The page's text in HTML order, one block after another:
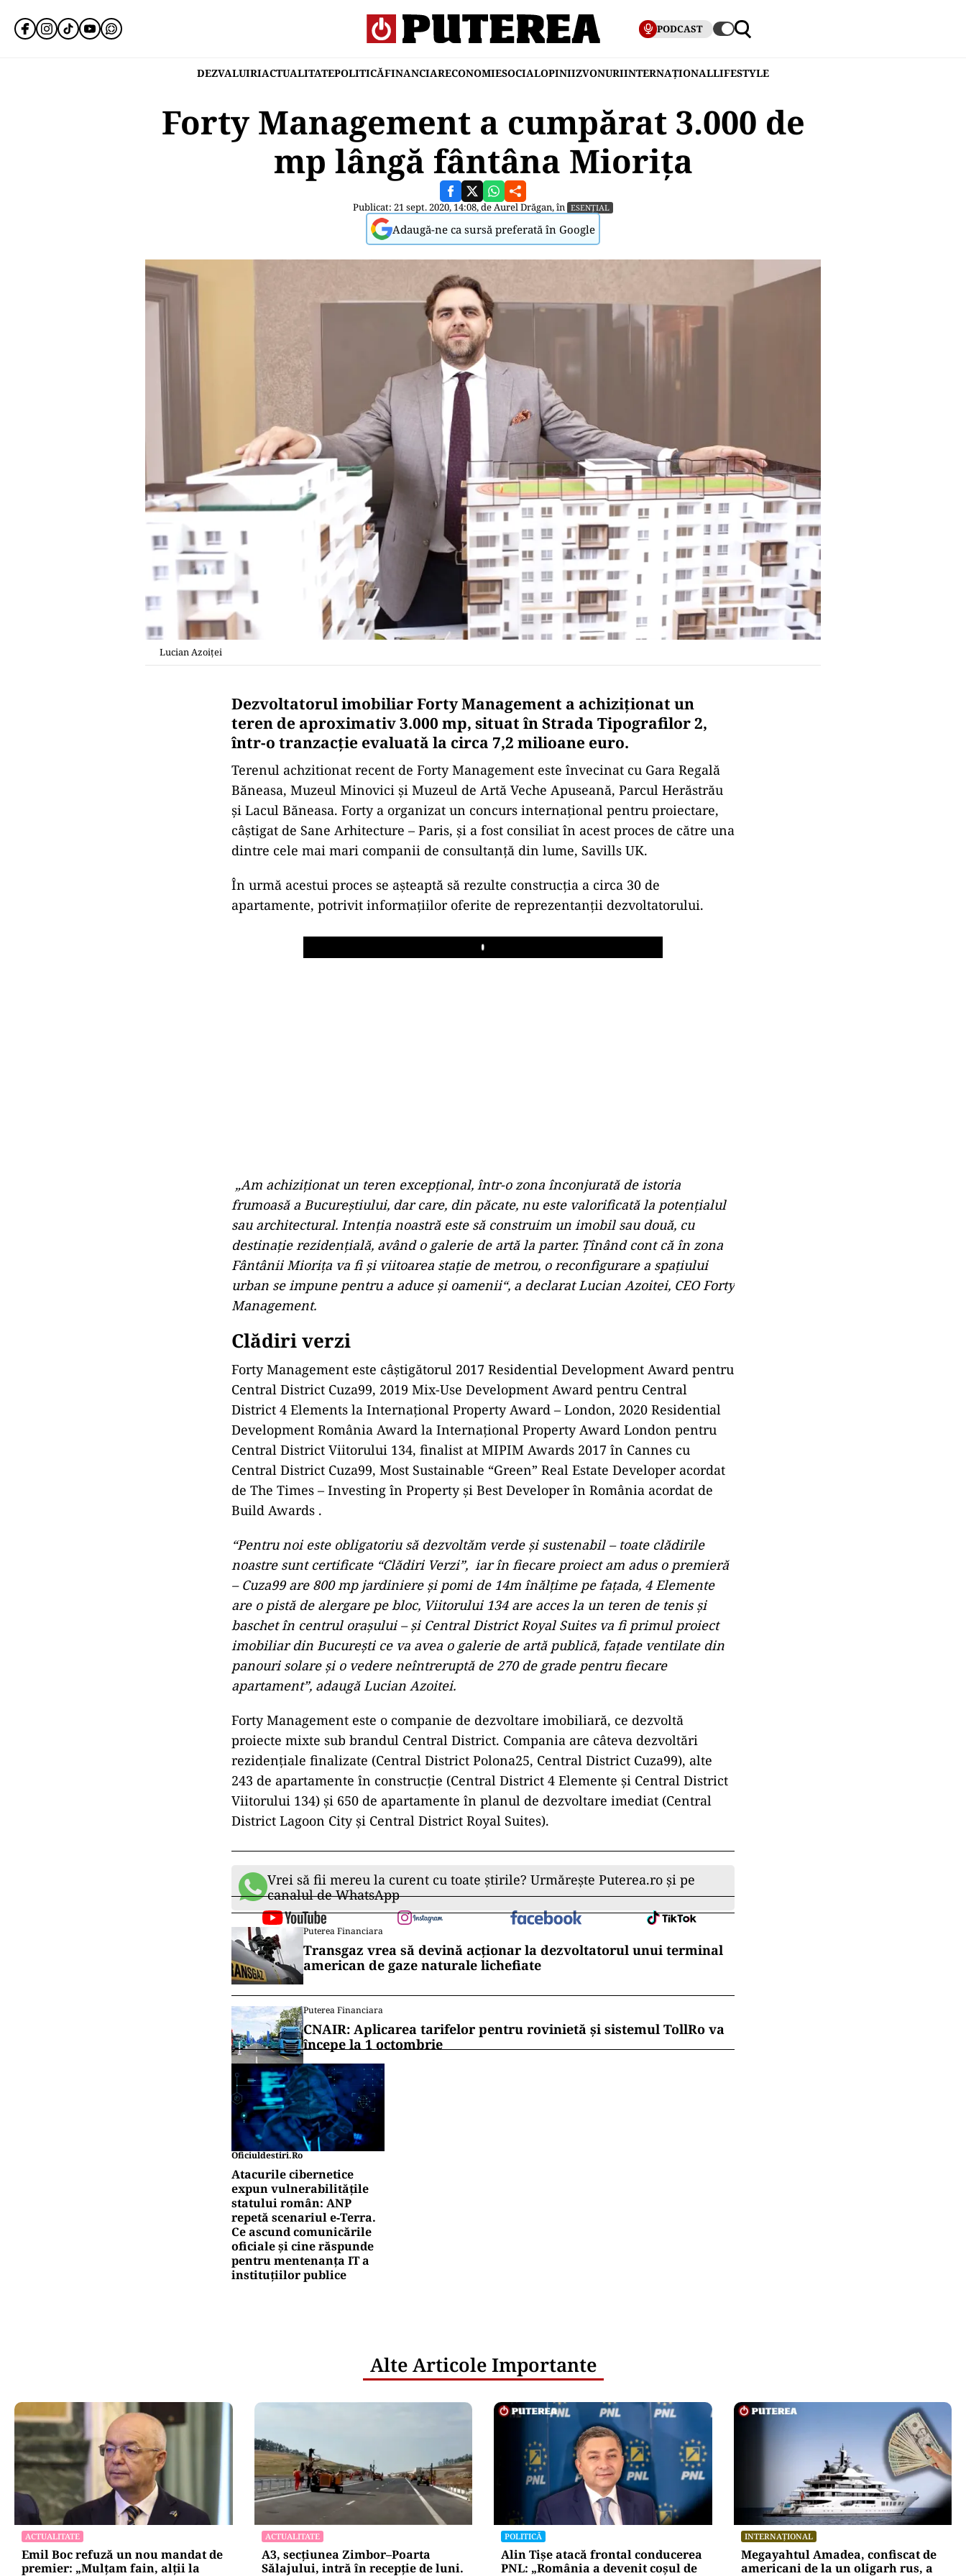
PODCAST
DEZVALUIRIACTUALITATEPOLITICĂFINANCIARECONOMIESOCIALOPINIIZVONURIINTERNAȚIONALLIFESTYLE
Forty Management a cumpărat 3.000 de
mp lângă fântâna Miorița
Publicat: 21 sept. 2020, 14:08, deAurel Drăgan, în ESENȚIAL
Adaugă-ne ca sursă preferată în Google
Lucian Azoiței
Dezvoltatorul imobiliar Forty Management a achiziționat un
teren de aproximativ 3.000 mp, situat în Strada Tipografilor 2,
într-o tranzacție evaluată la circa 7,2 milioane euro.
Terenul achzitionat recent de Forty Management este învecinat cu Gara Regală
Băneasa, Muzeul Minovici și Muzeul de Artă Veche Apuseană, Parcul Herăstrău
și Lacul Băneasa. Forty a organizat un concurs internațional pentru proiectare,
câștigat de Sane Arhitecture – Paris, și a fost consiliat în acest proces de către una
dintre cele mai mari companii de consultanță din lume, Savills UK.
În urmă acestui proces se așteaptă să rezulte construcţia a circa 30 de
apartamente, potrivit informațiilor oferite de reprezentanții dezvoltatorului.
Play
„Am achiziționat un teren excepțional, într-o zona înconjurată de istoria
frumoasă a Bucureștiului, dar care, din păcate, nu este valorificată la potențialul
sau architectural. Intenția noastră este să construim un imobil sau două, cu
destinație rezidențială, având o galerie de artă la parter. Țînând cont că în zona
Fântânii Miorița va fi și viitoarea stație de metrou, o reconfigurare a spațiului
urban se impune pentru a aduce și oamenii“, a declarat Lucian Azoitei, CEO Forty
Management.
Clădiri verzi
Forty Management este câștigătorul 2017 Residential Development Award pentru
Central District Cuza99, 2019 Mix-Use Development Award pentru Central
District 4 Elements la Internațional Property Award – London, 2020 Residential
Development România Award la Internațional Property Award London pentru
Central District Viitorului 134, finalist at MIPIM Awards 2017 în Cannes cu
Central District Cuza99, Most Sustainable “Green” Real Estate Developer acordat
de The Times – Investing în Property și Best Developer în România acordat de
Build Awards .
“Pentru noi este obligatoriu să dezvoltăm verde și sustenabil – toate clădirile
noastre sunt certificate “Clădiri Verzi”, iar în fiecare proiect am adus o premieră
– Cuza99 are 800 mp jardiniere și pomi de 14m înălțime pe fațada, 4 Elemente
are o pistă de alergare pe bloc, Viitorului 134 are acces la un teren de tenis și
baschet în centrul orașului – și Central District Royal Suites va fi primul proiect
imobiliar din București ce va avea o galerie de artă publică, fațade ventilate din
panouri solare și o vedere neîntreruptă de 270 de grade pentru fiecare
apartament”, adaugă Lucian Azoitei.
Forty Management este o companie de dezvoltare imobiliară, ce dezvoltă
proiecte mixte sub brandul Central District. Compania are câteva dezvoltări
rezidențiale finalizate (Central District Polona25, Central District Cuza99), alte
243 de apartamente în construcție (Central District 4 Elemente și Central District
Viitorului 134) și 650 de apartamente în planul de dezvoltare imediat (Central
District Lagoon City și Central District Royal Suites).
Vrei să fii mereu la curent cu toate știrile? Urmărește Puterea.ro și pe
canalul de WhatsApp
Puterea Financiara
Transgaz vrea să devină acționar la dezvoltatorul unui terminal
american de gaze naturale lichefiate
Puterea Financiara
CNAIR: Aplicarea tarifelor pentru rovinietă și sistemul TollRo va
începe la 1 octombrie
Oficiuldestiri.ro
Atacurile cibernetice
expun vulnerabilitățile
statului român: ANP
repetă scenariul e‑Terra.
Ce ascund comunicările
oficiale și cine răspunde
pentru mentenanța IT a
instituțiilor publice
Alte Articole Importante
ACTUALITATE
Emil Boc refuză un nou mandat de
premier: „Mulțam fain, alții la
ACTUALITATE
A3, secțiunea Zimbor–Poarta
Sălajului, intră în recepție de luni.
POLITICĂ
Alin Tișe atacă frontal conducerea
PNL: „România a devenit coșul de
INTERNAȚIONAL
Megayahtul Amadea, confiscat de
americani de la un oligarh rus, a